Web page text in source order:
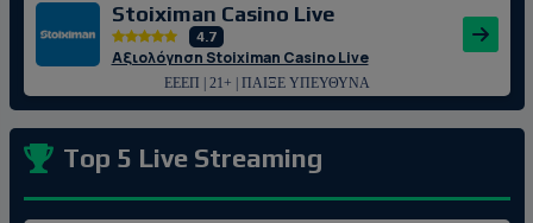
Stoiximan Casino Live
4.7
Αξιολόγηση Stoiximan Casino Live
ΕΕΕΠ | 21+ | ΠΑΙΞΕ ΥΠΕΥΘΥΝΑ
Top 5 Live Streaming